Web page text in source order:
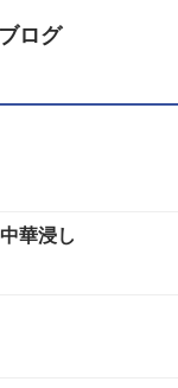
ログ
華浸し